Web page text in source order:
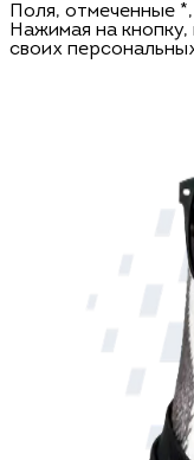
Поля, отмеченные
Нажимая на
своих